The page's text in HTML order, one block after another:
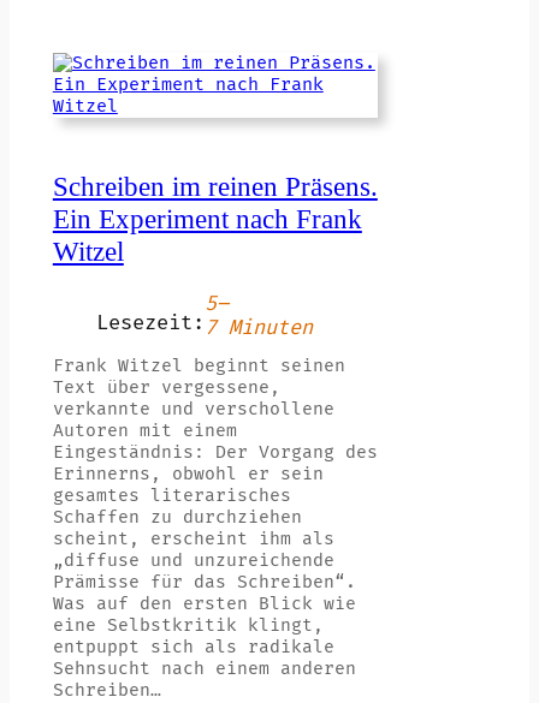
Schreiben im reinen Präsens.
Ein Experiment nach Frank
Witzel
Lesezeit:
5–
7 Minuten
Frank Witzel beginnt seinen
Text über vergessene,
verkannte und verschollene
Autoren mit einem
Eingeständnis: Der Vorgang des
Erinnerns, obwohl er sein
gesamtes literarisches
Schaffen zu durchziehen
scheint, erscheint ihm als
„diffuse und unzureichende
Prämisse für das Schreiben“.
Was auf den ersten Blick wie
eine Selbstkritik klingt,
entpuppt sich als radikale
Sehnsucht nach einem anderen
Schreiben…